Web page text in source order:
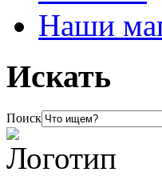
Наши
Искать
Поиск